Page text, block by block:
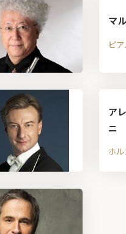
マ
ピア
ア
ニ
ホル